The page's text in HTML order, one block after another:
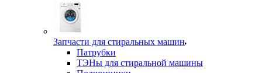
Запчасти для стиральных машин
Патрубки
ТЭНы для стиральной машины